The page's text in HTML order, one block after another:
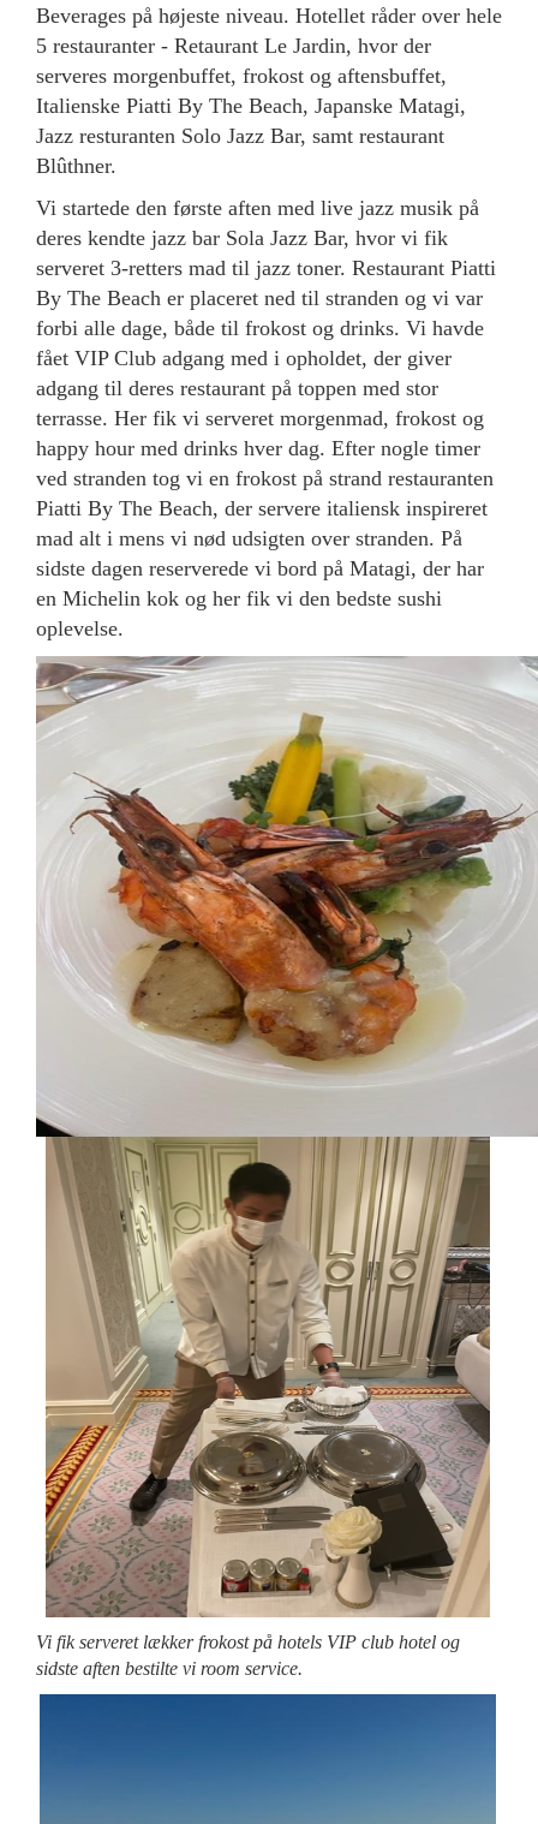
Beverages på højeste niveau. Hotellet råder over hele
5 restauranter - Retaurant Le Jardin, hvor der
serveres morgenbuffet, frokost og aftensbuffet,
Italienske Piatti By The Beach, Japanske Matagi,
Jazz resturanten Solo Jazz Bar, samt restaurant
Blûthner.
Vi startede den første aften med live jazz musik på
deres kendte jazz bar Sola Jazz Bar, hvor vi fik
serveret 3-retters mad til jazz toner. Restaurant Piatti
By The Beach er placeret ned til stranden og vi var
forbi alle dage, både til frokost og drinks. Vi havde
fået VIP Club adgang med i opholdet, der giver
adgang til deres restaurant på toppen med stor
terrasse. Her fik vi serveret morgenmad, frokost og
happy hour med drinks hver dag. Efter nogle timer
ved stranden tog vi en frokost på strand restauranten
Piatti By The Beach, der servere italiensk inspireret
mad alt i mens vi nød udsigten over stranden. På
sidste dagen reserverede vi bord på Matagi, der har
en Michelin kok og her fik vi den bedste sushi
oplevelse.
Vi fik serveret lækker frokost på hotels VIP club hotel og
sidste aften bestilte vi room service.